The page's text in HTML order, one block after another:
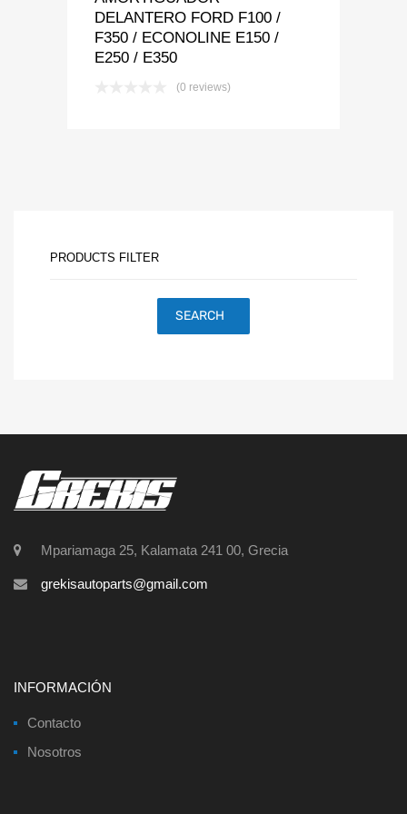
DELANTERO FORD F100 /
F350 / ECONOLINE E150 /
E250 / E350
(0 reviews)
PRODUCTS FILTER
SEARCH
Mpariamaga 25, Kalamata 241 00, Grecia
grekisautoparts@gmail.com
INFORMACIÓN
Contacto
Nosotros